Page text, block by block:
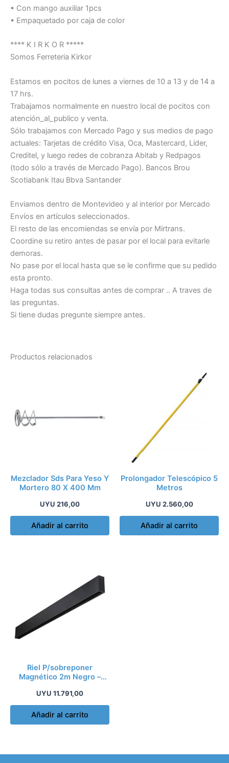
• Con mango auxiliar 1pcs
• Empaquetado por caja de color
**** K I R K O R *****
Somos Ferreteria Kirkor
Estamos en pocitos de lunes a viernes de 10 a 13 y de 14 a
17 hrs.
Trabajamos normalmente en nuestro local de pocitos con
atención_al_publico y venta.
Sólo trabajamos con Mercado Pago y sus medios de pago
actuales: Tarjetas de crédito Visa, Oca, Mastercard, Lider,
Creditel, y luego redes de cobranza Abitab y Redpagos
(todo sólo a través de Mercado Pago). Bancos Brou
Scotiabank Itau Bbva Santander
Enviamos dentro de Montevideo y al interior por Mercado
Envíos en artículos seleccionados.
El resto de las encomiendas se envía por Mirtrans.
Coordine su retiro antes de pasar por el local para evitarle
demoras.
No pase por el local hasta que se le confirme que su pedido
esta pronto.
Haga todas sus consultas antes de comprar .. A traves de
las preguntas.
Si tiene dudas pregunte siempre antes.
Productos relacionados
Mezclador Sds Para Yeso Y
Mortero 80 X 400 Mm
UYU 216,00
Añadir al carrito
Prolongador Telescópico 5
Metros
UYU 2.560,00
Añadir al carrito
Riel P/sobreponer
Magnético 2m Negro –
UYU 11.791,00
Añadir al carrito